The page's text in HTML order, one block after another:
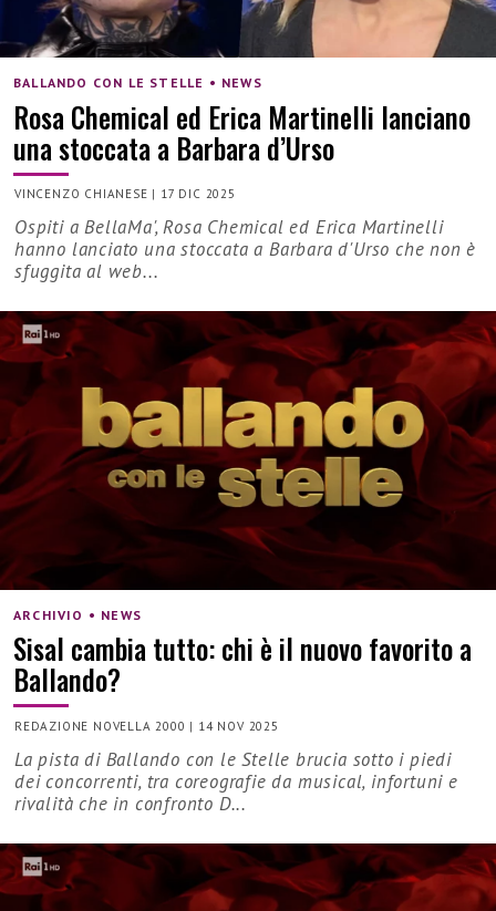
BALLANDO CON LE STELLE • NEWS
Rosa Chemical ed Erica Martinelli lanciano
una stoccata a Barbara d’Urso
VINCENZO CHIANESE | 17 DIC 2025
Ospiti a BellaMa', Rosa Chemical ed Erica Martinelli
hanno lanciato una stoccata a Barbara d'Urso che non è
sfuggita al web...
ARCHIVIO • NEWS
Sisal cambia tutto: chi è il nuovo favorito a
Ballando?
REDAZIONE NOVELLA 2000 | 14 NOV 2025
La pista di Ballando con le Stelle brucia sotto i piedi
dei concorrenti, tra coreografie da musical, infortuni e
rivalità che in confronto D...